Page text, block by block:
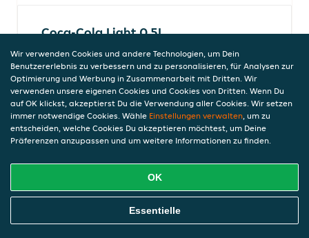
Coca-Cola Light 0,5L
Schnapp dir eine eiskalte
Coca-Cola light taste, fühle
die Leichtigkeit und
schmecke die einzigartige
Erfrischung.
3,00 €
Coca-Cola 1L MW PET
Online Essen Bestellen
Wir verwenden Cookies und andere Technologien, um Dein
Benutzererlebnis zu verbessern und zu personalisieren, für Analysen zur
Optimierung und Werbung in Zusammenarbeit mit Dritten. Wir
verwenden unsere eigenen Cookies und Cookies von Dritten. Wenn Du
auf OK klickst, akzeptierst Du die Verwendung aller Cookies. Wir setzen
immer notwendige Cookies. Wähle Einstellungen verwalten, um zu
entscheiden, welche Cookies Du akzeptieren möchtest, um Deine
Präferenzen anzupassen und um weitere Informationen zu finden.
OK
Essentielle